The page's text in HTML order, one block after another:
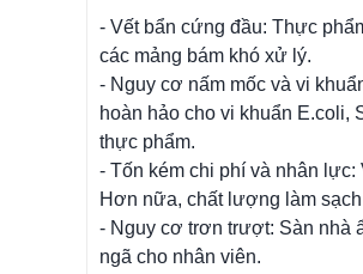
- Vết bẩn cứng đầu: Thực
các mảng bám khó xử lý.
- Nguy cơ nấm mốc và vi
hoàn hảo cho vi khuẩn E.coli,
thực phẩm.
- Tốn kém chi phí và nhân
Hơn nữa, chất lượng làm
- Nguy cơ trơn trượt: Sàn nhà
ngã cho nhân viên.